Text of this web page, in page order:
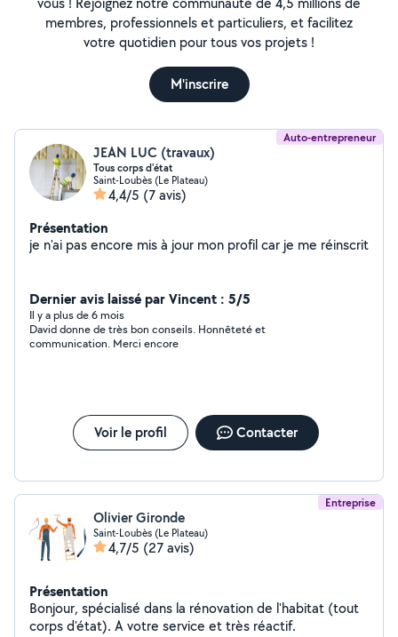
membres, professionnels et particuliers, et facilitez
votre quotidien pour tous vos projets !
M'inscrire
Auto-entrepreneur
JEAN LUC (travaux)
Tous corps d'état
Saint-Loubès (Le Plateau)
4,4/5 (7 avis)
Présentation
je n'ai pas encore mis à jour mon profil car je me réinscrit
Dernier avis laissé par Vincent : 5/5
Il y a plus de 6 mois
David donne de très bon conseils. Honnêteté et
communication. Merci encore
Voir le profil Contacter
Entreprise
Olivier Gironde
Saint-Loubès (Le Plateau)
4,7/5 (27 avis)
Présentation
Bonjour, spécialisé dans la rénovation de l'habitat (tout
corps d'état). A votre service et très réactif.